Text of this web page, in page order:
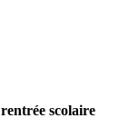
scolaire